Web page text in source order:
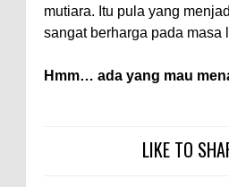
mutiara. Itu pula yang
sangat berharga pada masa
Hmm… ada yang mau
LIKE TO